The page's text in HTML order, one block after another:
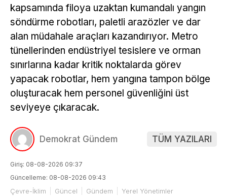
kapsamında filoya uzaktan kumandalı yangın
söndürme robotları, paletli arazözler ve dar
alan müdahale araçları kazandırıyor. Metro
tünellerinden endüstriyel tesislere ve orman
sınırlarına kadar kritik noktalarda görev
yapacak robotlar, hem yangına tampon bölge
oluşturacak hem personel güvenliğini üst
seviyeye çıkaracak.
Demokrat Gündem TÜM YAZILARI
Giriş: 08-08-2026 09:37
Güncelleme: 08-08-2026 09:43
Çevre-İklim Güncel Gündem Yerel Yönetimler